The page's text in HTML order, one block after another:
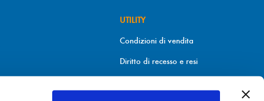
UTILITY
Condizioni di vendita
Diritto di recesso e resi